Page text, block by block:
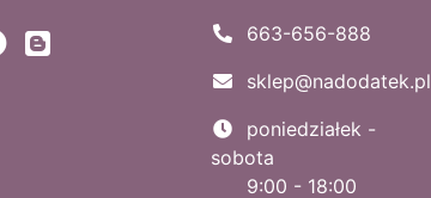
663-656-888
sklep@nadodatek.pl
poniedziałek -
sobota
9:00 - 18:00